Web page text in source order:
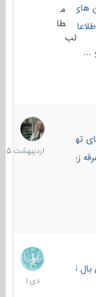
دریایی
و جاسوسی
طا
لب
زیرسطحی
31
1405
ثابت
12
دی
1401